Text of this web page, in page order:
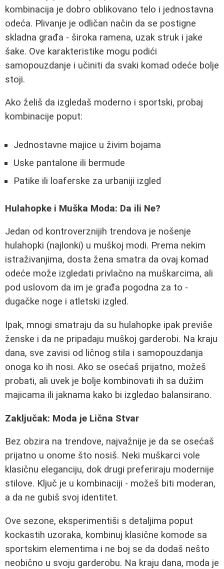
kombinacija je dobro oblikovano telo i jednostavna
odeća. Plivanje je odličan način da se postigne
skladna građa - široka ramena, uzak struk i jake
šake. Ove karakteristike mogu podići
samopouzdanje i učiniti da svaki komad odeće bolje
stoji.
Ako želiš da izgledaš moderno i sportski, probaj
kombinacije poput:
Jednostavne majice u živim bojama
Uske pantalone ili bermude
Patike ili loaferske za urbaniji izgled
Hulahopke i Muška Moda: Da ili Ne?
Jedan od kontroverznijih trendova je nošenje
hulahopki (najlonki) u muškoj modi. Prema nekim
istraživanjima, dosta žena smatra da ovaj komad
odeće može izgledati privlačno na muškarcima, ali
pod uslovom da im je građa pogodna za to -
dugačke noge i atletski izgled.
Ipak, mnogi smatraju da su hulahopke ipak previše
ženske i da ne pripadaju muškoj garderobi. Na kraju
dana, sve zavisi od ličnog stila i samopouzdanja
onoga ko ih nosi. Ako se osećaš prijatno, možeš
probati, ali uvek je bolje kombinovati ih sa dužim
majicama ili jaknama kako bi izgledao balansirano.
Zaključak: Moda je Lična Stvar
Bez obzira na trendove, najvažnije je da se osećaš
prijatno u onome što nosiš. Neki muškarci vole
klasičnu eleganciju, dok drugi preferiraju modernije
stilove. Ključ je u kombinaciji - možeš biti moderan,
a da ne gubiš svoj identitet.
Ove sezone, eksperimentiši s detaljima poput
kockastih uzoraka, kombinuj klasične komode sa
sportskim elementima i ne boj se da dodaš nešto
neobično u svoju garderobu. Na kraju dana, moda je